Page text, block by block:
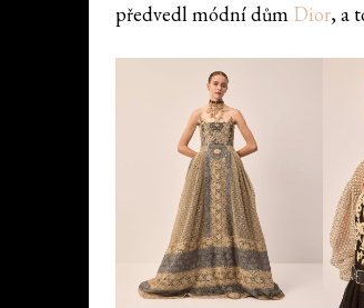
předvedl módní dům Dior, a